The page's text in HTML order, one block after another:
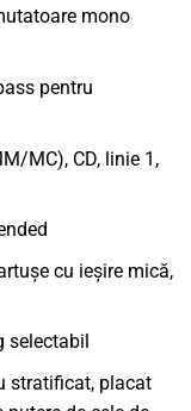
mono
pentru
MC), CD, linie 1,
cu ieșire mică,
stratificat, placat